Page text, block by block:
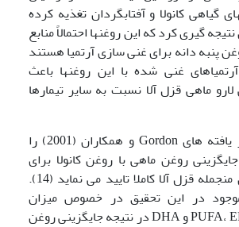
گیاهی کانولا و آفتابگردان تغذیه کرده
گیری کرد که این روغنها احتمالاً منابع
پنبه دانه برای غنی سازی آرتمیا هستند
غنی شده با این روغنها باعث
لارو ماهی قزل آلا نسبت به سایر تیمارها
نتایج تحقیق حاضر یافته های Gordon و همکاران (2001) را
روغن ماهی با روغن کانولا برای
تغذیه آزاد ماهیان منجمله قزل آلا کاملا تایید می نماید (14).
در این تحقیق در خصوص میزان
اسیدهای چرب PUFA، EPA و DHA در نتیجه جایگزینی روغن